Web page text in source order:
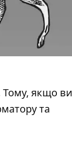
Тому, якщо ви
та